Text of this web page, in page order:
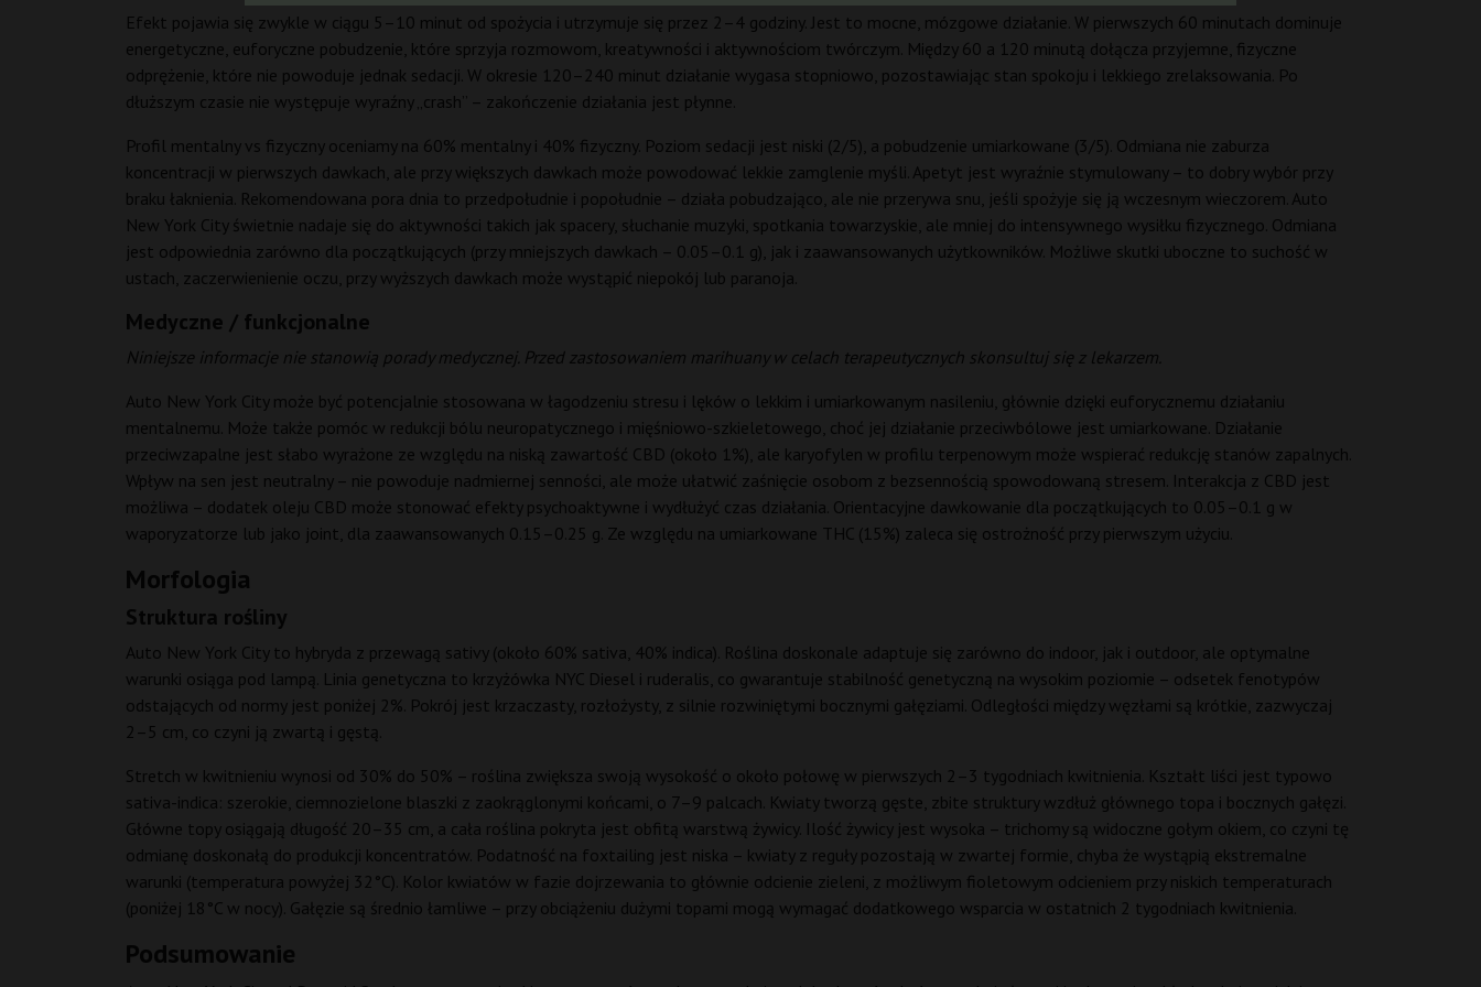
Efekt pojawia się zwykle w ciągu 5–10 minut od spożycia i utrzymuje się przez 2–4 godziny. Jest to mocne, mózgowe działanie. W pierwszych 60 minutach dominuje
energetyczne, euforyczne pobudzenie, które sprzyja rozmowom, kreatywności i aktywnościom twórczym. Między 60 a 120 minutą dołącza przyjemne, fizyczne
odprężenie, które nie powoduje jednak sedacji. W okresie 120–240 minut działanie wygasa stopniowo, pozostawiając stan spokoju i lekkiego zrelaksowania. Po
dłuższym czasie nie występuje wyraźny „crash” – zakończenie działania jest płynne.
Profil mentalny vs fizyczny oceniamy na 60% mentalny i 40% fizyczny. Poziom sedacji jest niski (2/5), a pobudzenie umiarkowane (3/5). Odmiana nie zaburza
koncentracji w pierwszych dawkach, ale przy większych dawkach może powodować lekkie zamglenie myśli. Apetyt jest wyraźnie stymulowany – to dobry wybór przy
braku łaknienia. Rekomendowana pora dnia to przedpołudnie i popołudnie – działa pobudzająco, ale nie przerywa snu, jeśli spożyje się ją wczesnym wieczorem. Auto
New York City świetnie nadaje się do aktywności takich jak spacery, słuchanie muzyki, spotkania towarzyskie, ale mniej do intensywnego wysiłku fizycznego. Odmiana
jest odpowiednia zarówno dla początkujących (przy mniejszych dawkach – 0.05–0.1 g), jak i zaawansowanych użytkowników. Możliwe skutki uboczne to suchość w
ustach, zaczerwienienie oczu, przy wyższych dawkach może wystąpić niepokój lub paranoja.
Medyczne / funkcjonalne
Niniejsze informacje nie stanowią porady medycznej. Przed zastosowaniem marihuany w celach terapeutycznych skonsultuj się z lekarzem.
Auto New York City może być potencjalnie stosowana w łagodzeniu stresu i lęków o lekkim i umiarkowanym nasileniu, głównie dzięki euforycznemu działaniu
mentalnemu. Może także pomóc w redukcji bólu neuropatycznego i mięśniowo-szkieletowego, choć jej działanie przeciwbólowe jest umiarkowane. Działanie
przeciwzapalne jest słabo wyrażone ze względu na niską zawartość CBD (około 1%), ale karyofylen w profilu terpenowym może wspierać redukcję stanów zapalnych.
Wpływ na sen jest neutralny – nie powoduje nadmiernej senności, ale może ułatwić zaśnięcie osobom z bezsennością spowodowaną stresem. Interakcja z CBD jest
możliwa – dodatek oleju CBD może stonować efekty psychoaktywne i wydłużyć czas działania. Orientacyjne dawkowanie dla początkujących to 0.05–0.1 g w
waporyzatorze lub jako joint, dla zaawansowanych 0.15–0.25 g. Ze względu na umiarkowane THC (15%) zaleca się ostrożność przy pierwszym użyciu.
Morfologia
Struktura rośliny
Auto New York City to hybryda z przewagą sativy (około 60% sativa, 40% indica). Roślina doskonale adaptuje się zarówno do indoor, jak i outdoor, ale optymalne
warunki osiąga pod lampą. Linia genetyczna to krzyżówka NYC Diesel i ruderalis, co gwarantuje stabilność genetyczną na wysokim poziomie – odsetek fenotypów
odstających od normy jest poniżej 2%. Pokrój jest krzaczasty, rozłożysty, z silnie rozwiniętymi bocznymi gałęziami. Odległości między węzłami są krótkie, zazwyczaj
2–5 cm, co czyni ją zwartą i gęstą.
Stretch w kwitnieniu wynosi od 30% do 50% – roślina zwiększa swoją wysokość o około połowę w pierwszych 2–3 tygodniach kwitnienia. Kształt liści jest typowo
sativa-indica: szerokie, ciemnozielone blaszki z zaokrąglonymi końcami, o 7–9 palcach. Kwiaty tworzą gęste, zbite struktury wzdłuż głównego topa i bocznych gałęzi.
Główne topy osiągają długość 20–35 cm, a cała roślina pokryta jest obfitą warstwą żywicy. Ilość żywicy jest wysoka – trichomy są widoczne gołym okiem, co czyni tę
odmianę doskonałą do produkcji koncentratów. Podatność na foxtailing jest niska – kwiaty z reguły pozostają w zwartej formie, chyba że wystąpią ekstremalne
warunki (temperatura powyżej 32°C). Kolor kwiatów w fazie dojrzewania to głównie odcienie zieleni, z możliwym fioletowym odcieniem przy niskich temperaturach
(poniżej 18°C w nocy). Gałęzie są średnio łamliwe – przy obciążeniu dużymi topami mogą wymagać dodatkowego wsparcia w ostatnich 2 tygodniach kwitnienia.
Podsumowanie